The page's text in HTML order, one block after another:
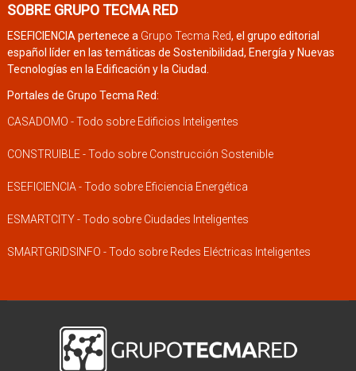
SOBRE GRUPO TECMA RED
ESEFICIENCIA pertenece a Grupo Tecma Red, el grupo editorial
español líder en las temáticas de Sostenibilidad, Energía y Nuevas
Tecnologías en la Edificación y la Ciudad.
Portales de Grupo Tecma Red:
CASADOMO - Todo sobre Edificios Inteligentes
CONSTRUIBLE - Todo sobre Construcción Sostenible
ESEFICIENCIA - Todo sobre Eficiencia Energética
ESMARTCITY - Todo sobre Ciudades Inteligentes
SMARTGRIDSINFO - Todo sobre Redes Eléctricas Inteligentes